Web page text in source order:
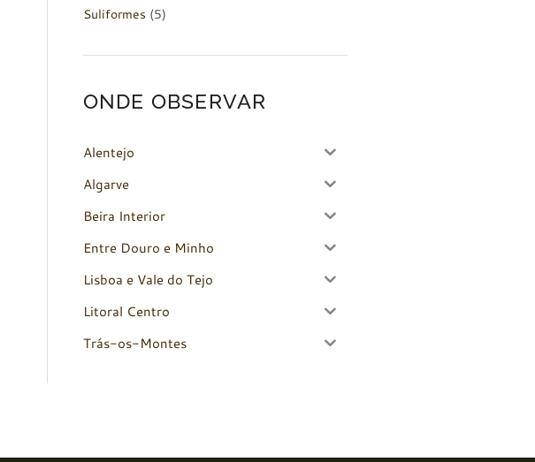
Suliformes (5)
ONDE OBSERVAR
Alentejo
Algarve
Beira Interior
Entre Douro e Minho
Lisboa e Vale do Tejo
Litoral Centro
Trás-os-Montes